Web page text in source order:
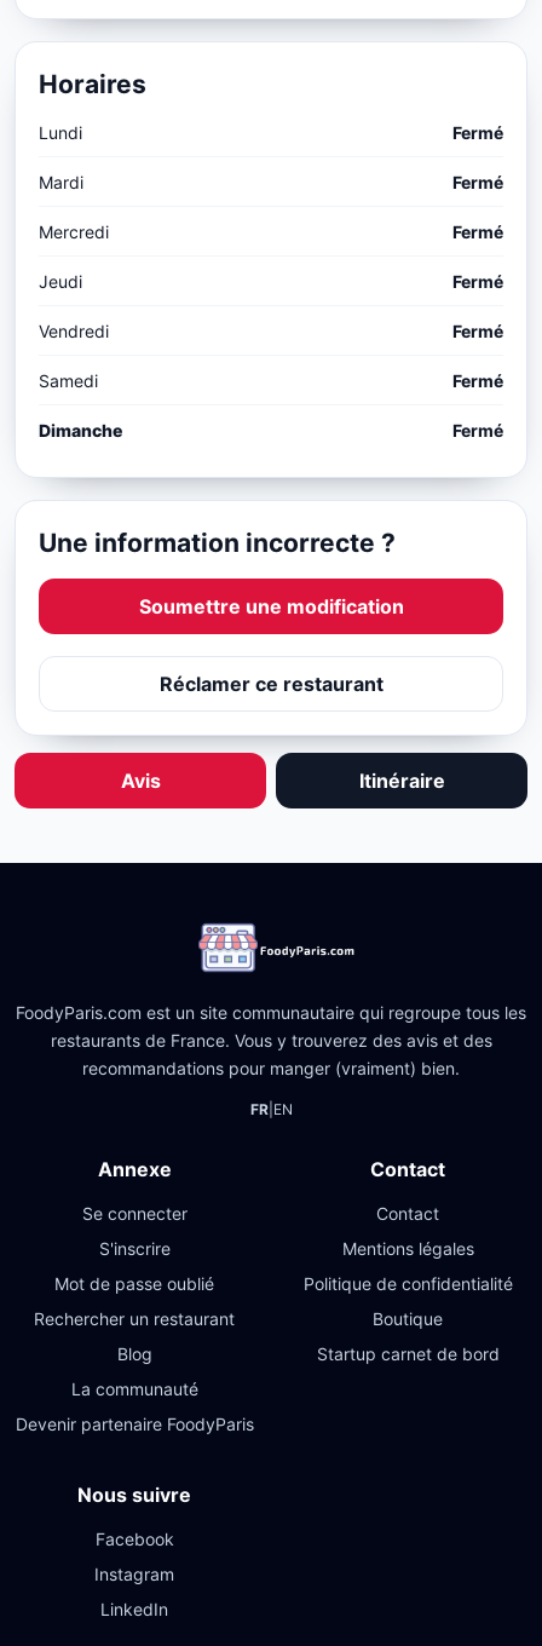
Horaires
Lundi Fermé
Mardi Fermé
Mercredi Fermé
Jeudi Fermé
Vendredi Fermé
Samedi Fermé
Dimanche Fermé
Une information incorrecte ?
Soumettre une modification
Réclamer ce restaurant
Avis Itinéraire
FoodyParis.com est un site communautaire qui regroupe tous les
restaurants de France. Vous y trouverez des avis et des
recommandations pour manger (vraiment) bien.
FR| EN
Annexe
Se connecter
S'inscrire
Mot de passe oublié
Rechercher un restaurant
Blog
La communauté
Devenir partenaire FoodyParis
Contact
Contact
Mentions légales
Politique de confidentialité
Boutique
Startup carnet de bord
Nous suivre
Facebook
Instagram
LinkedIn